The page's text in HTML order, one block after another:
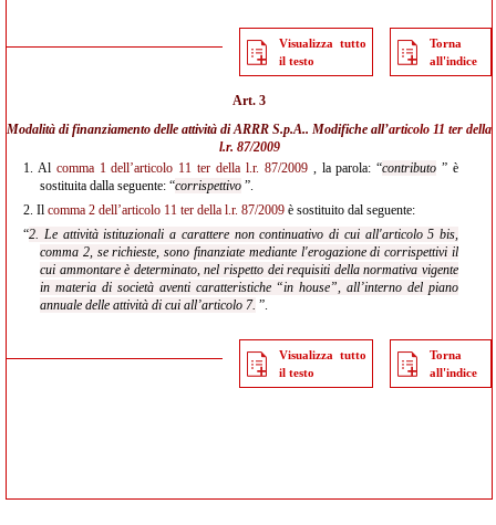
Visualizza tutto
il testo
Torna
all'indice
Art. 3
Modalità di finanziamento delle attività di ARRR S.p.A.. Modifiche all’articolo 11 ter della
l.r. 87/2009
1. Al comma 1 dell’articolo 11 ter della l.r. 87/2009, la parola: “contributo ” è
sostituita dalla seguente: “corrispettivo ”.
2. Il comma 2 dell’articolo 11 ter della l.r. 87/2009 è sostituito dal seguente:
“2. Le attività istituzionali a carattere non continuativo di cui all'articolo 5 bis,
comma 2, se richieste, sono finanziate mediante l'erogazione di corrispettivi il
cui ammontare è determinato, nel rispetto dei requisiti della normativa vigente
in materia di società aventi caratteristiche “in house”, all’interno del piano
annuale delle attività di cui all’articolo 7. ”.
Visualizza tutto
il testo
Torna
all'indice